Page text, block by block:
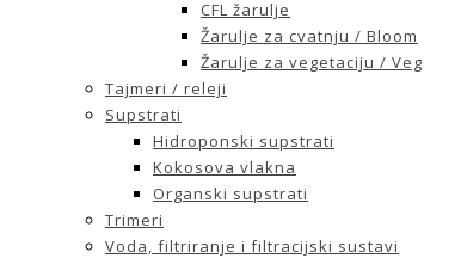
CFL žarulje
Žarulje za cvatnju / Bloom
Žarulje za vegetaciju / Veg
Tajmeri / releji
Supstrati
Hidroponski supstrati
Kokosova vlakna
Organski supstrati
Trimeri
Voda, filtriranje i filtracijski sustavi